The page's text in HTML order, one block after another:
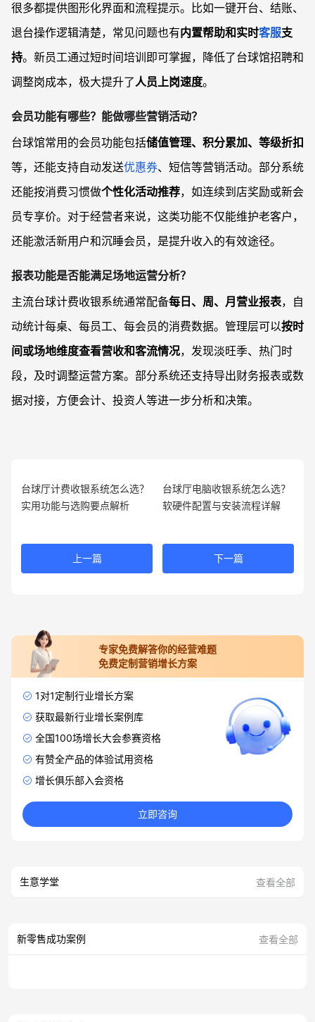
很多都提供图形化界面和流程提示。比如一键开台、结账、
退台操作逻辑清楚，常见问题也有内置帮助和实时客服支
持。新员工通过短时间培训即可掌握，降低了台球馆招聘和
调整岗成本，极大提升了人员上岗速度。
会员功能有哪些？能做哪些营销活动？
台球馆常用的会员功能包括储值管理、积分累加、等级折扣
等，还能支持自动发送优惠券、短信等营销活动。部分系统
还能按消费习惯做个性化活动推荐，如连续到店奖励或新会
员专享价。对于经营者来说，这类功能不仅能维护老客户，
还能激活新用户和沉睡会员，是提升收入的有效途径。
报表功能是否能满足场地运营分析？
主流台球计费收银系统通常配备每日、周、月营业报表，自
动统计每桌、每员工、每会员的消费数据。管理层可以按时
间或场地维度查看营收和客流情况，发现淡旺季、热门时
段，及时调整运营方案。部分系统还支持导出财务报表或数
据对接，方便会计、投资人等进一步分析和决策。
台球厅计费收银系统怎么选？
实用功能与选购要点解析
上一篇
台球厅电脑收银系统怎么选？
软硬件配置与安装流程详解
下一篇
专家免费解答你的经营难题
免费定制营销增长方案
1对1定制行业增长方案
获取最新行业增长案例库
全国100场增长大会参赛资格
有赞全产品的体验试用资格
增长俱乐部入会资格
立即咨询
生意学堂 查看全部
新零售成功案例 查看全部